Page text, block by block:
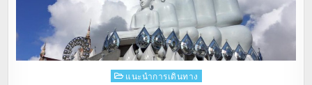
Posted
แนะนำการเดินทาง